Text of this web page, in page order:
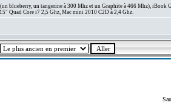
blueberry, un tangerine à 300 Mhz et un Graphite à 466 Mhz),
Quad Core i7 2,5 Ghz, Mac mini 2010 C2D à 2,4 Ghz.